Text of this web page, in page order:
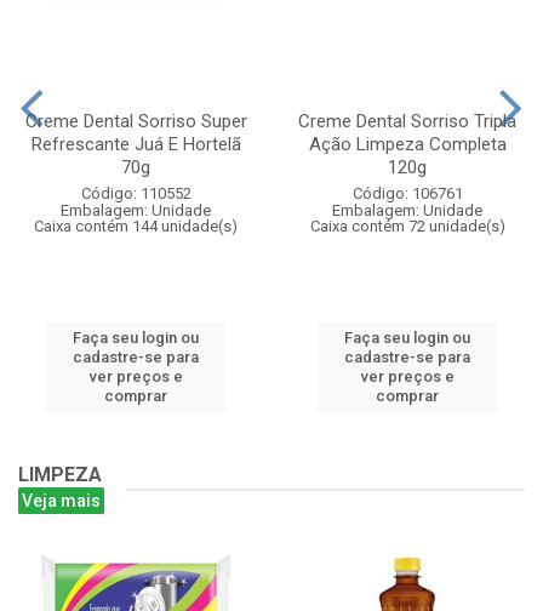
Creme Dental Sorriso Super
Refrescante Juá E Hortelã
70g
Código: 110552
Embalagem: Unidade
Caixa contém 144 unidade(s)
Faça seu login ou
cadastre-se para
ver preços e
comprar
Creme Dental Sorriso Tripla
Ação Limpeza Completa
120g
Código: 106761
Embalagem: Unidade
Caixa contém 72 unidade(s)
Faça seu login ou
cadastre-se para
ver preços e
comprar
LIMPEZA
Veja mais